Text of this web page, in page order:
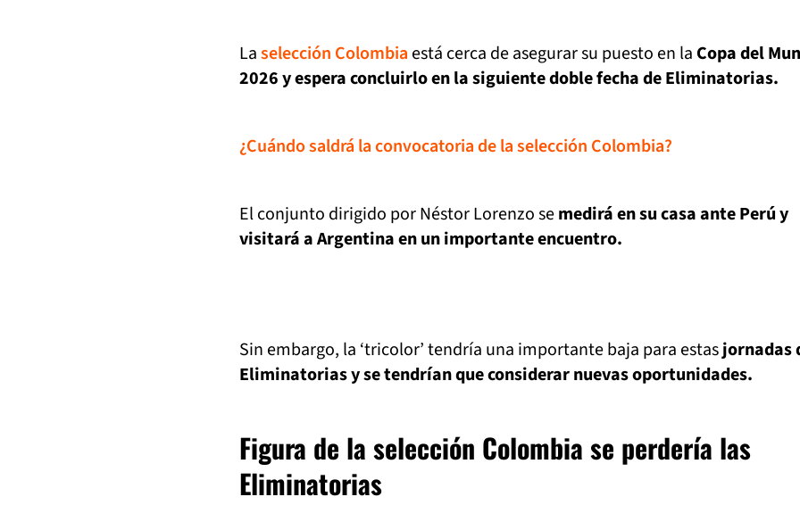
Laselección Colombia está cerca de asegurar su puesto en la Copa del
2026 y espera concluirlo en la siguiente doble fecha de Eliminatorias.
¿Cuándo saldrá la convocatoria de la selección Colombia?
El conjunto dirigido por Néstor Lorenzo semedirá en su casa ante Perú y
visitará a Argentina en un importante encuentro.
Sin embargo, la ‘tricolor’ tendría una importante baja para estasjornadas
Eliminatorias y se tendrían que considerar nuevas oportunidades.
Figura de la selección Colombia se perdería las
Eliminatorias